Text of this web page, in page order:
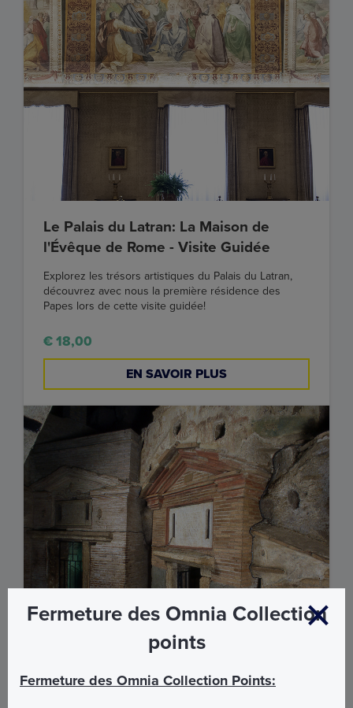
Le Palais du Latran: La Maison de
l'Évêque de Rome - Visite Guidée
Explorez les trésors artistiques du Palais du Latran,
découvrez avec nous la première résidence des
Papes lors de cette visite guidée!
€ 18,00
EN SAVOIR PLUS
Palais du Latran et Catacombes de
Fermeture des Omnia Collection
points
Fermeture des Omnia Collection Points: